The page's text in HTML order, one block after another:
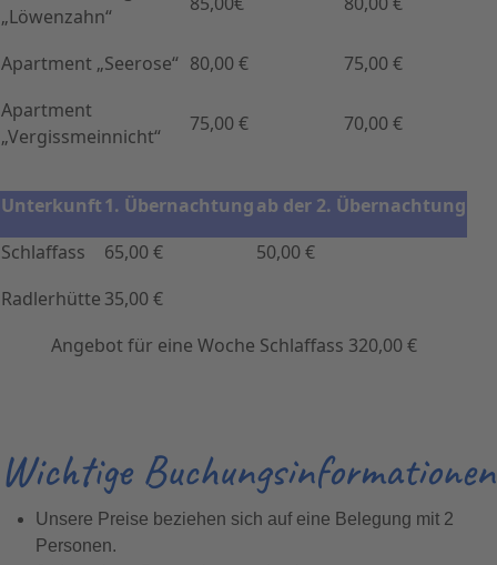
„Löwenzahn“
Apartment „Seerose“ 80,00 €
75,00 €
Apartment
„Vergissmeinnicht“
75,00 € 70,00 €
Unterkunft1. Übernachtungab der 2. Übernachtung
Schlaffass
65,00 €
50,00 €
Radlerhütte 35,00 €
Angebot für eine Woche Schlaffass 320,00 €
Wichtige Buchungsinformationen
Unsere Preise beziehen sich auf eine Belegung mit 2
Personen.